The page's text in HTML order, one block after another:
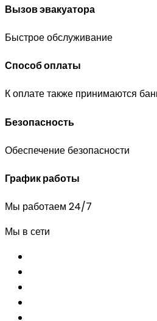
Вызов эвакуатора
Быстрое обслуживание
Способ оплаты
К оплате также принимаются
Безопасность
Обеспечение безопасности
График работы
Мы работаем 24/7
Мы в сети